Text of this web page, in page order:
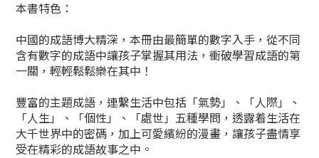
本書特色：
中國的成語博大精深，本冊由最簡單的數字入手，從不同
含有數字的成語中讓孩子掌握其用法，衝破學習成語的第
一關，輕輕鬆鬆樂在其中！
豐富的主題成語，連繫生活中包括「氣勢」、「人際」、
「人生」、「個性」、「處世」五種學問，透露着生活在
大千世界中的密碼，加上可愛繽紛的漫畫，讓孩子盡情享
受在精彩的成語故事之中。